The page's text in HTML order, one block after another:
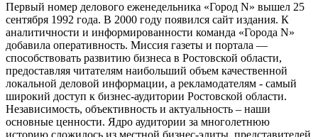
Первый номер делового еженедельника «Город N» вышел 25
сентября 1992 года. В 2000 году появился сайт издания. К
аналитичности и информированности команда «Города N»
добавила оперативность. Миссия газеты и портала —
способствовать развитию бизнеса в Ростовской области,
предоставляя читателям наибольший объем качественной
локальной деловой информации, а рекламодателям - самый
широкий доступ к бизнес-аудитории Ростовской области.
Независимость, объективность и актуальность – наши
основные ценности. Ядро аудитории за многолетнюю
историю сложилось из местной бизнес-элиты, представителей